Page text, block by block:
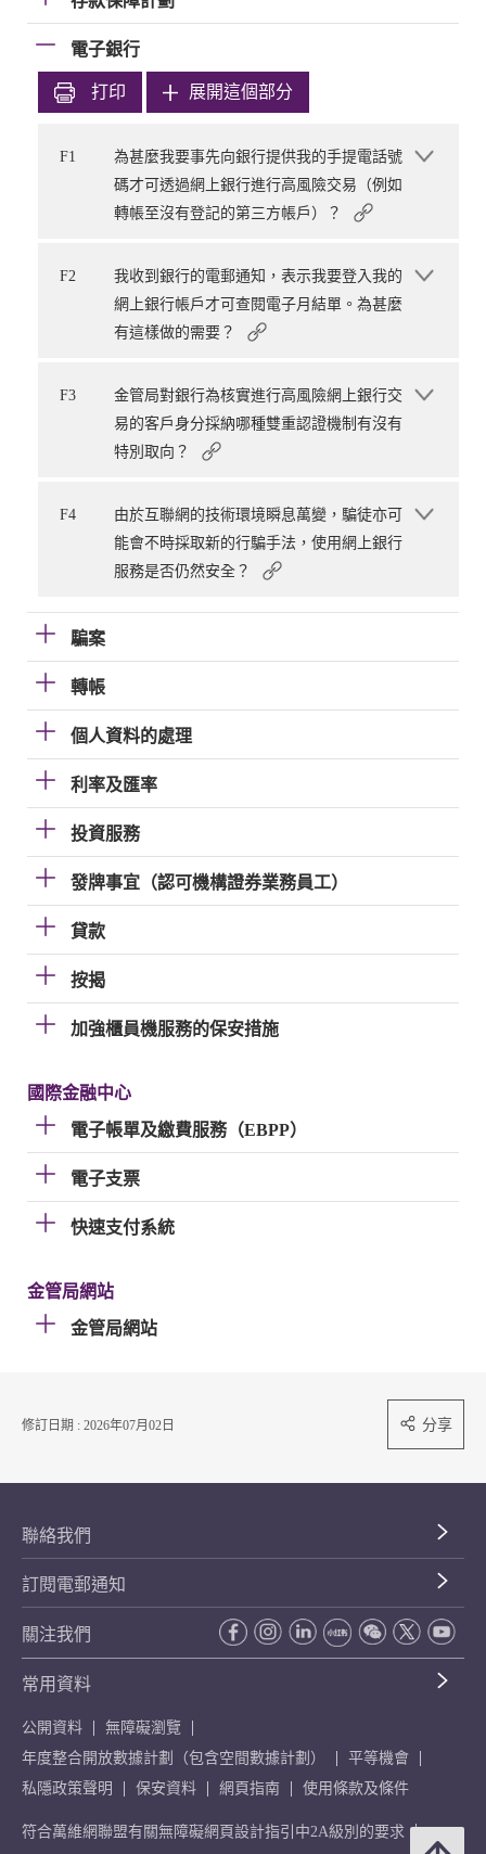
電子銀行
打印 展開這個部分
F1
為甚麼我要事先向銀行提供我的手提電話號
碼才可透過網上銀行進行高風險交易（例如
轉帳至沒有登記的第三方帳戶）？
F2
我收到銀行的電郵通知，表示我要登入我的
網上銀行帳戶才可查閱電子月結單。為甚麼
有這樣做的需要？
F3
金管局對銀行為核實進行高風險網上銀行交
易的客戶身分採納哪種雙重認證機制有沒有
特別取向？
F4
由於互聯網的技術環境瞬息萬變，騙徒亦可
能會不時採取新的行騙手法，使用網上銀行
服務是否仍然安全？
騙案
轉帳
個人資料的處理
利率及匯率
投資服務
發牌事宜（認可機構證券業務員工）
貸款
按揭
加強櫃員機服務的保安措施
國際金融中心
電子帳單及繳費服務（EBPP）
電子支票
快速支付系統
金管局網站
金管局網站
修訂日期 : 2026年07月02日 分享
聯絡我們
訂閱電郵通知
關注我們
常用資料
公開資料
無障礙瀏覽
年度整合開放數據計劃（包含空間數據計劃）
平等機會
私隱政策聲明
保安資料 網頁指南 使用條款及條件
符合萬維網聯盟有關無障礙網頁設計指引中2A級別的要求